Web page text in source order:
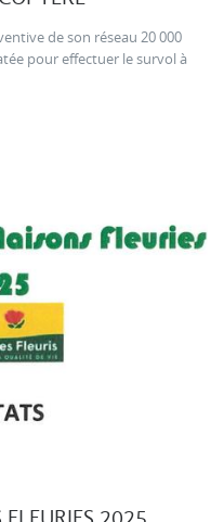
de son réseau 20 000
pour effectuer le survol à